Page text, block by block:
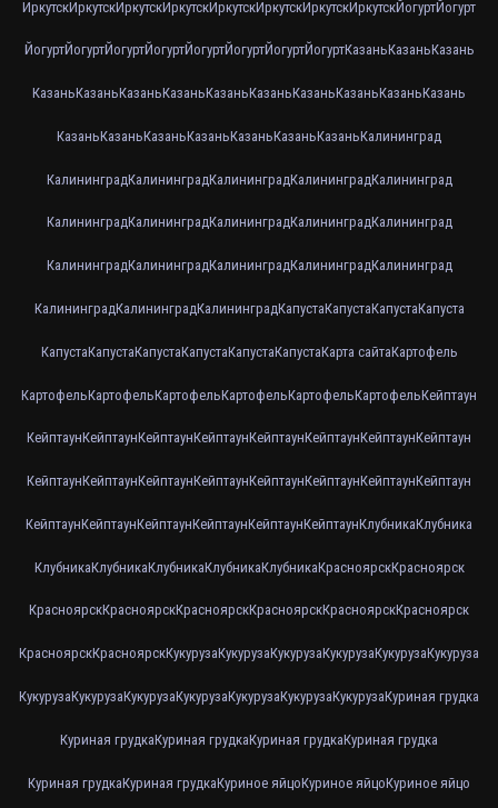
ИркутскИркутскИркутскИркутскИркутскИркутскИркутскИркутскЙогуртЙогурт
ЙогуртЙогуртЙогуртЙогуртЙогуртЙогуртЙогуртЙогуртКазаньКазаньКазань
КазаньКазаньКазаньКазаньКазаньКазаньКазаньКазаньКазаньКазань
КазаньКазаньКазаньКазаньКазаньКазаньКазаньКалининград
КалининградКалининградКалининградКалининградКалининград
КалининградКалининградКалининградКалининградКалининград
КалининградКалининградКалининградКалининградКалининград
КалининградКалининградКалининградКапустаКапустаКапустаКапуста
КапустаКапустаКапустаКапустаКапустаКапустаКарта сайтаКартофель
КартофельКартофельКартофельКартофельКартофельКартофельКейптаун
КейптаунКейптаунКейптаунКейптаунКейптаунКейптаунКейптаунКейптаун
КейптаунКейптаунКейптаунКейптаунКейптаунКейптаунКейптаунКейптаун
КейптаунКейптаунКейптаунКейптаунКейптаунКейптаунКлубникаКлубника
КлубникаКлубникаКлубникаКлубникаКлубникаКрасноярскКрасноярск
КрасноярскКрасноярскКрасноярскКрасноярскКрасноярскКрасноярск
КрасноярскКрасноярскКукурузаКукурузаКукурузаКукурузаКукурузаКукуруза
КукурузаКукурузаКукурузаКукурузаКукурузаКукурузаКукурузаКуриная грудка
Куриная грудкаКуриная грудкаКуриная грудкаКуриная грудка
Куриная грудкаКуриная грудкаКуриное яйцоКуриное яйцоКуриное яйцо